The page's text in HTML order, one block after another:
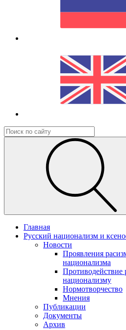
Главная
Русский национализм и
Новости
Проявления
национализма
Противодействие
национализму
Нормотворчество
Мнения
Публикации
Документы
Архив